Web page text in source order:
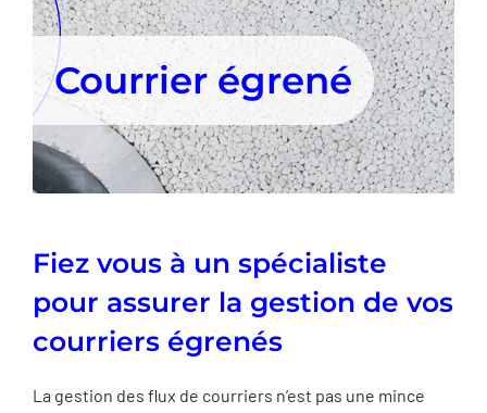
Courrier égrené
Fiez vous à un spécialiste
pour assurer la gestion de vos
courriers égrenés
La gestion des flux de courriers n’est pas une mince